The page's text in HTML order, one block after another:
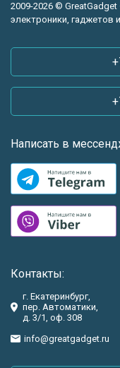
2009-2026 ©
электроники, гаджетов
Написать в
Контакты:
г. Екатеринбург,
пер. Автоматики,
д. 3/1, оф. 308
info@greatgadget.ru